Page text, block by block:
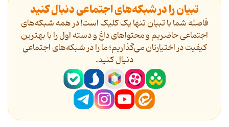
تبیان را در شبکه‌های اجتماعی دنبال کنید
فاصله شما با تبیان تنها یک کلیک است! در همه شبکه‌های
اجتماعی حاضریم و محتواهای داغ و دسته اول را با بهترین
کیفیت در اختیارتان می‌گذاریم؛ ما را در شبکه‌های اجتماعی
دنیال کنید.